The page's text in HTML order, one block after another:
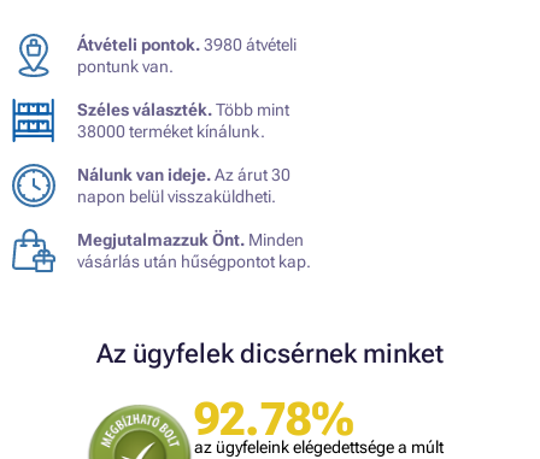
Átvételi pontok.3980 átvételi
pontunk van.
Széles választék.Több mint
38000 terméket kínálunk.
Nálunk van ideje.Az árut 30
napon belül visszaküldheti.
Megjutalmazzuk Önt. Minden
vásárlás után hűségpontot kap.
Az ügyfelek dicsérnek minket
92.78%
az ügyfeleink elégedettsége a múlt